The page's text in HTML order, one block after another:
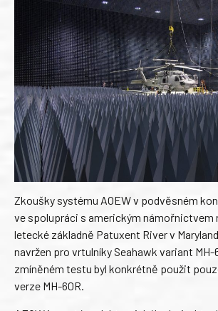
Zkoušky systému AOEW v podvěsném
ve spolupráci s americkým námořnictvem
letecké základně Patuxent River v
navržen pro vrtulníky Seahawk variant MH-
zmíněném testu byl konkrétně použit
verze MH-60R.